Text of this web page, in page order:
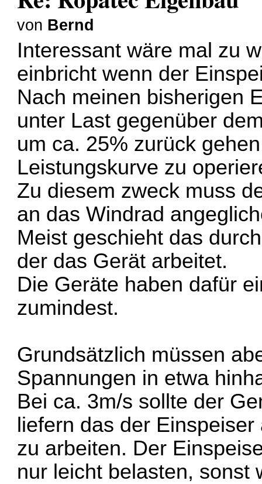
von Bernd
Interessant wäre mal zu
einbricht wenn der
Nach meinen bisherigen
unter Last gegenüber
um ca. 25% zurück
Leistungskurve zu
Zu diesem zweck muss
an das Windrad
Meist geschieht das
der das Gerät arbeitet.
Die Geräte haben dafür
zumindest.
Grundsätzlich müssen
Spannungen in etwa
Bei ca. 3m/s sollte der
liefern das der
zu arbeiten. Der
nur leicht belasten, sonst